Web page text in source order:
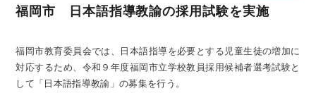
福岡市 日本語指導教諭の採用試験を実施
福岡市教育委員会では、日本語指導を必要とする児童生徒の増加に
対応するため、令和９年度福岡市立学校教員採用候補者選考試験と
して「日本語指導教諭」の募集を行う。